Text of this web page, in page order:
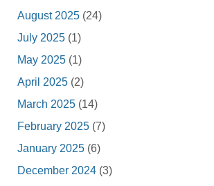
August 2025 (24)
July 2025 (1)
May 2025 (1)
April 2025 (2)
March 2025 (14)
February 2025 (7)
January 2025 (6)
December 2024 (3)